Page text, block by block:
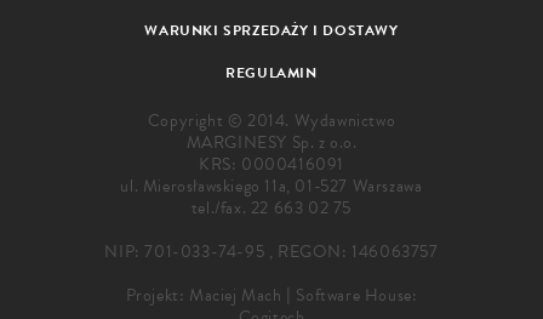
WARUNKI SPRZEDAŻY I DOSTAWY
REGULAMIN
Copyright © 2014. Wydawnictwo
MARGINESY Sp. z o.o.
KRS: 0000416091
ul. Mierosławskiego 11a, 01-527 Warszawa
tel./fax. 22 663 02 75
NIP: 701-033-74-95 , REGON: 146063757
Projekt: Maciej Mach | Software House: